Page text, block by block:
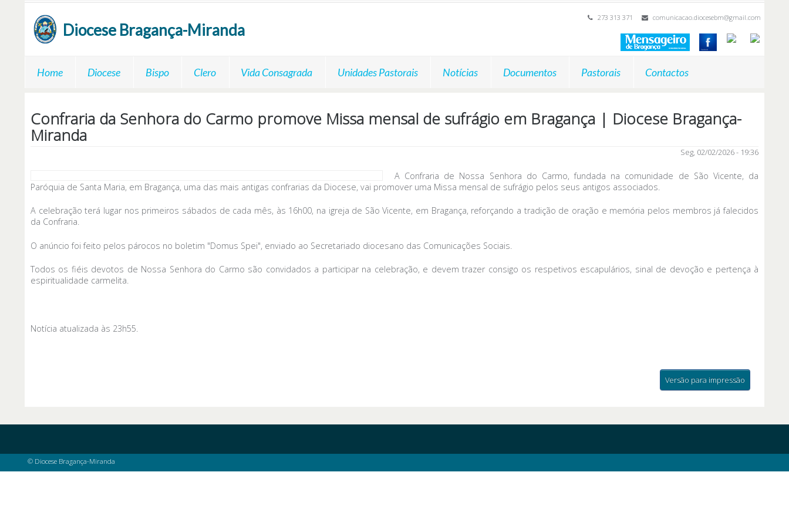
Diocese Bragança-Miranda
273 313 371 comunicacao.diocesebm@gmail.com
Home Diocese Bispo Clero Vida Consagrada Unidades Pastorais Notícias Documentos Pastorais Contactos
Confraria da Senhora do Carmo promove Missa mensal de sufrágio em Bragança | Diocese Bragança-
Miranda
Seg, 02/02/2026 - 19:36
A Confraria de Nossa Senhora do Carmo, fundada na comunidade de São Vicente, da
Paróquia de Santa Maria, em Bragança, uma das mais antigas confrarias da Diocese, vai promover uma Missa mensal de sufrágio pelos seus antigos associados.
A celebração terá lugar nos primeiros sábados de cada mês, às 16h00, na igreja de São Vicente, em Bragança, reforçando a tradição de oração e memória pelos membros já falecidos
da Confraria.
O anúncio foi feito pelos párocos no boletim "Domus Spei", enviado ao Secretariado diocesano das Comunicações Sociais.
Todos os fiéis devotos de Nossa Senhora do Carmo são convidados a participar na celebração, e devem trazer consigo os respetivos escapulários, sinal de devoção e pertença à
espiritualidade carmelita.
Notícia atualizada às 23h55.
Versão para impressão
© Diocese Bragança-Miranda